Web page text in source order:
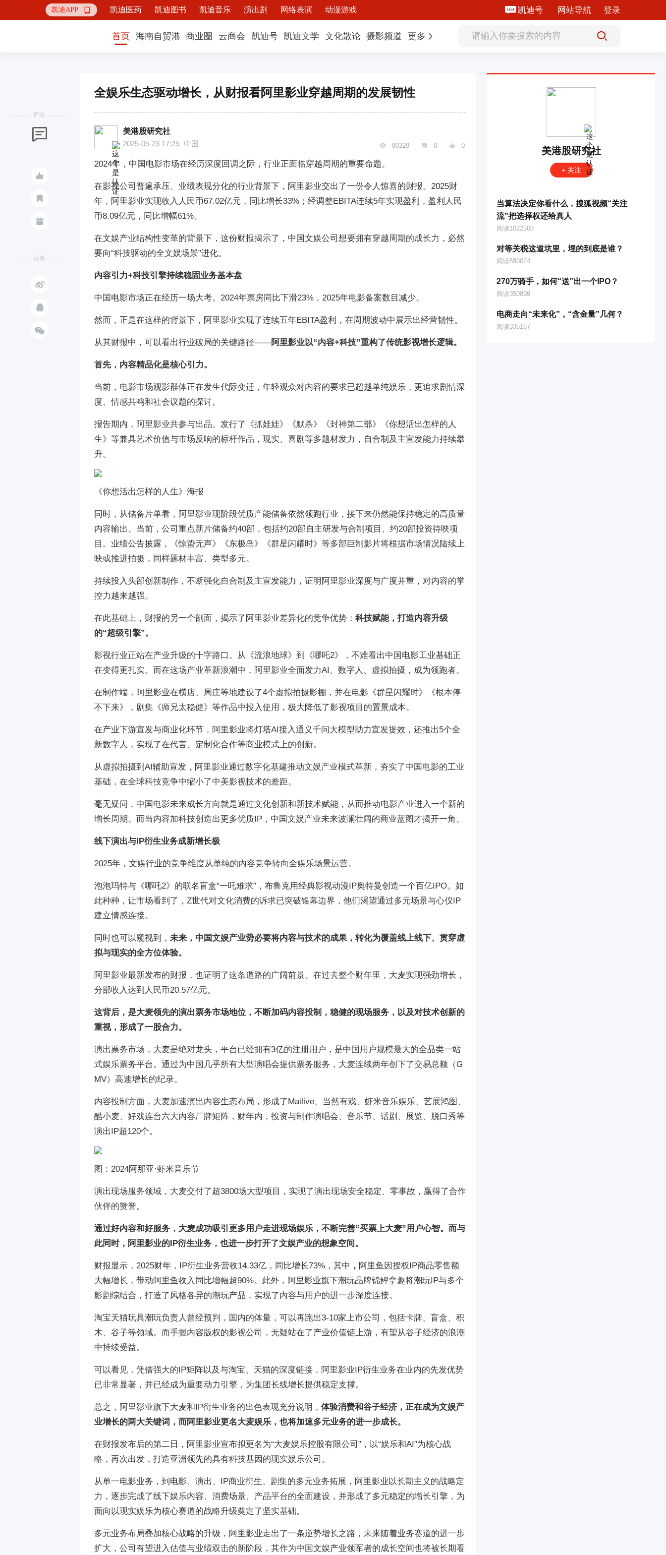
凯迪APP  凯迪医药 凯迪图书 凯迪音乐 演出剧 网络表演 动漫游戏 凯迪号 网站导航 登录
首页 海南自贸港 商业圈 云商会 凯迪号 凯迪文学 文化散论 摄影频道 更多
评论



分享



全娱乐生态驱动增长，从财报看阿里影业穿越周期的发展韧性
美港股研究社
2025-05-23 17:25 中国  80329  0  0
2024年，中国电影市场在经历深度回调之际，行业正面临穿越周期的重要命题。
在影视公司普遍承压、业绩表现分化的行业背景下，阿里影业交出了一份令人惊喜的财报。2025财
年，阿里影业实现收入人民币67.02亿元，同比增长33%；经调整EBITA连续5年实现盈利，盈利人民
币8.09亿元，同比增幅61%。
在文娱产业结构性变革的背景下，这份财报揭示了，中国文娱公司想要拥有穿越周期的成长力，必然
要向“科技驱动的全文娱场景”进化。
内容引力+科技引擎持续稳固业务基本盘
中国电影市场正在经历一场大考。2024年票房同比下滑23%，2025年电影备案数目减少。
然而，正是在这样的背景下，阿里影业实现了连续五年EBITA盈利，在周期波动中展示出经营韧性。
从其财报中，可以看出行业破局的关键路径——阿里影业以“内容+科技”重构了传统影视增长逻辑。
首先，内容精品化是核心引力。
当前，电影市场观影群体正在发生代际变迁，年轻观众对内容的要求已超越单纯娱乐，更追求剧情深
度、情感共鸣和社会议题的探讨。
报告期内，阿里影业共参与出品、发行了《抓娃娃》《默杀》《封神第二部》《你想活出怎样的人
生》等兼具艺术价值与市场反响的标杆作品，现实、喜剧等多题材发力，自合制及主宣发能力持续攀
升。
《你想活出怎样的人生》海报
同时，从储备片单看，阿里影业现阶段优质产能储备依然领跑行业，接下来仍然能保持稳定的高质量
内容输出。当前，公司重点新片储备约40部，包括约20部自主研发与合制项目、约20部投资待映项
目。业绩公告披露，《惊蛰无声》《东极岛》《群星闪耀时》等多部巨制影片将根据市场情况陆续上
映或推进拍摄，同样题材丰富、类型多元。
持续投入头部创新制作，不断强化自合制及主宣发能力，证明阿里影业深度与广度并重，对内容的掌
控力越来越强。
在此基础上，财报的另一个剖面，揭示了阿里影业差异化的竞争优势： 科技赋能，打造内容升级
的“超级引擎”。
影视行业正站在产业升级的十字路口。从《流浪地球》到《哪吒2》，不难看出中国电影工业基础正
在变得更扎实。而在这场产业革新浪潮中，阿里影业全面发力AI、数字人、虚拟拍摄，成为领跑者。
在制作端，阿里影业在横店、周庄等地建设了4个虚拟拍摄影棚，并在电影《群星闪耀时》《根本停
不下来》，剧集《师兄太稳健》等作品中投入使用，极大降低了影视项目的置景成本。
在产业下游宣发与商业化环节，阿里影业将灯塔AI接入通义千问大模型助力宣发提效，还推出5个全
新数字人，实现了在代言、定制化合作等商业模式上的创新。
从虚拟拍摄到AI辅助宣发，阿里影业通过数字化基建推动文娱产业模式革新，夯实了中国电影的工业
基础，在全球科技竞争中缩小了中美影视技术的差距。
毫无疑问，中国电影未来成长方向就是通过文化创新和新技术赋能，从而推动电影产业进入一个新的
增长周期。而当内容加科技创造出更多优质IP，中国文娱产业未来波澜壮阔的商业蓝图才揭开一角。
线下演出与IP衍生业务成新增长极
2025年，文娱行业的竞争维度从单纯的内容竞争转向全娱乐场景运营。
泡泡玛特与《哪吒2》的联名盲盒“一吒难求”，布鲁克用经典影视动漫IP奥特曼创造一个百亿IPO。如
此种种，让市场看到了，Z世代对文化消费的诉求已突破银幕边界，他们渴望通过多元场景与心仪IP
建立情感连接。
同时也可以窥视到， 未来，中国文娱产业势必要将内容与技术的成果，转化为覆盖线上线下、贯穿虚
拟与现实的全方位体验。
阿里影业最新发布的财报，也证明了这条道路的广阔前景。在过去整个财年里，大麦实现强劲增长，
分部收入达到人民币20.57亿元。
这背后，是大麦领先的演出票务市场地位，不断加码内容投制，稳健的现场服务，以及对技术创新的
重视，形成了一股合力。
演出票务市场，大麦是绝对龙头，平台已经拥有3亿的注册用户，是中国用户规模最大的全品类一站
式娱乐票务平台。通过为中国几乎所有大型演唱会提供票务服务，大麦连续两年创下了交易总额（G
MV）高速增长的纪录。
内容投制方面，大麦加速演出内容生态布局，形成了Mailive、当然有戏、虾米音乐娱乐、艺展鸿图、
酷小麦、好戏连台六大内容厂牌矩阵，财年内，投资与制作演唱会、音乐节、话剧、展览、脱口秀等
演出IP超120个。
图：2024阿那亚·虾米音乐节
演出现场服务领域，大麦交付了超3800场大型项目，实现了演出现场安全稳定、零事故，赢得了合作
伙伴的赞誉。
通过好内容和好服务，大麦成功吸引更多用户走进现场娱乐，不断完善“买票上大麦”用户心智。而与
此同时，阿里影业的IP衍生业务，也进一步打开了文娱产业的想象空间。
财报显示，2025财年，IP衍生业务营收14.33亿，同比增长73%，其中 ， 阿里鱼因授权IP商品零售额
大幅增长，带动阿里鱼收入同比增幅超90%。此外，阿里影业旗下潮玩品牌锦鲤拿趣将潮玩IP与多个
影剧综结合，打造了风格各异的潮玩产品，实现了内容与用户的进一步深度连接。
淘宝天猫玩具潮玩负责人曾经预判，国内的体量，可以再跑出3-10家上市公司，包括卡牌、盲盒、积
木、谷子等领域。而手握内容版权的影视公司，无疑站在了产业价值链上游，有望从谷子经济的浪潮
中持续受益。
可以看见，凭借强大的IP矩阵以及与淘宝、天猫的深度链接，阿里影业IP衍生业务在业内的先发优势
已非常显著，并已经成为重要动力引擎，为集团长线增长提供稳定支撑。
总之，阿里影业旗下大麦和IP衍生业务的出色表现充分说明， 体验消费和谷子经济，正在成为文娱产
业增长的两大关键词，而阿里影业更名大麦娱乐，也将加速多元业务的进一步成长。
在财报发布后的第二日，阿里影业宣布拟更名为“大麦娱乐控股有限公司”，以“娱乐和AI”为核心战
略，再次出发，打造亚洲领先的具有科技基因的现实娱乐公司。
从单一电影业务，到电影、演出、IP商业衍生、剧集的多元业务拓展，阿里影业以长期主义的战略定
力，逐步完成了线下娱乐内容、消费场景、产品平台的全面建设，并形成了多元稳定的增长引擎，为
面向以现实娱乐为核心赛道的战略升级奠定了坚实基础。
多元业务布局叠加核心战略的升级，阿里影业走出了一条逆势增长之路，未来随着业务赛道的进一步
扩大，公司有望进入估值与业绩双击的新阶段，其作为中国文娱产业领军者的成长空间也将被长期看
美港股研究社
+ 关注
当算法决定你看什么，搜狐视频“关注
流”把选择权还给真人
阅读1022508
对等关税这道坑里，埋的到底是谁？
阅读580024
270万骑手，如何“送”出一个IPO？
阅读350899
电商走向“未来化”，“含金量”几何？
阅读335167